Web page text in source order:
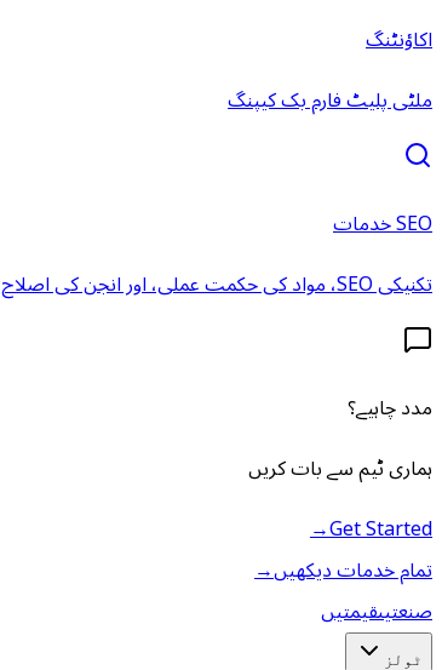
اکاؤنٹنگ
ملٹی پلیٹ فارم بک کیپنگ
SEO خدمات
تکنیکی SEO، مواد کی حکمت عملی، اور انجن کی اصلاح کا جواب
مدد چاہیے؟
ہماری ٹیم سے بات کریں
Get Started
→
تمام خدمات دیکھیں→
صنعتیںقیمتیں
ٹولز